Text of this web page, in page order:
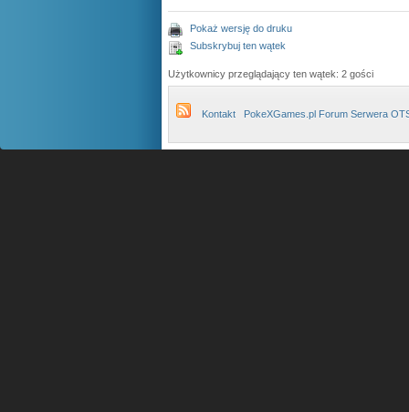
Pokaż wersję do druku
Subskrybuj ten wątek
Użytkownicy przeglądający ten wątek: 2 gości
Kontakt PokeXGames.pl Forum Serwera